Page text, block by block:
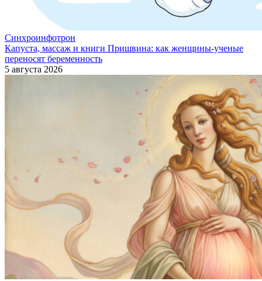
Синхроинфотрон
Капуста, массаж и книги Пришвина: как женщины-ученые
переносят беременность
5 августа 2026